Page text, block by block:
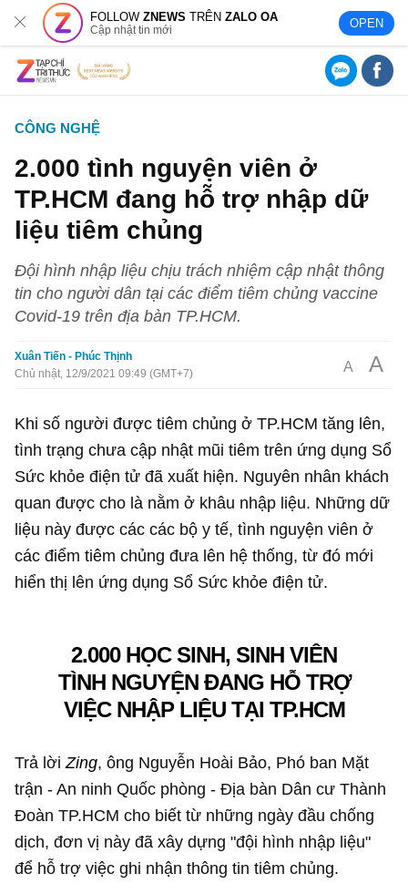
FOLLOWZNEWS TRÊNZALO OA
Cập nhật tin mới OPEN
CÔNG NGHỆ
2.000 tình nguyện viên ở
TP.HCM đang hỗ trợ nhập dữ
liệu tiêm chủng
Đội hình nhập liệu chịu trách nhiệm cập nhật thông
tin cho người dân tại các điểm tiêm chủng vaccine
Covid-19 trên địa bàn TP.HCM.
Xuân Tiến - Phúc Thịnh
Chủ nhật, 12/9/2021 09:49 (GMT+7)
A A
Khi số người được tiêm chủng ở TP.HCM tăng lên,
tình trạng chưa cập nhật mũi tiêm trên ứng dụng Sổ
Sức khỏe điện tử đã xuất hiện. Nguyên nhân khách
quan được cho là nằm ở khâu nhập liệu. Những dữ
liệu này được các các bộ y tế, tình nguyện viên ở
các điểm tiêm chủng đưa lên hệ thống, từ đó mới
hiển thị lên ứng dụng Sổ Sức khỏe điện tử.
2.000 HỌC SINH, SINH VIÊN
TÌNH NGUYỆN ĐANG HỖ TRỢ
VIỆC NHẬP LIỆU TẠI TP.HCM
Trả lờiZing, ông Nguyễn Hoài Bảo, Phó ban Mặt
trận - An ninh Quốc phòng - Địa bàn Dân cư Thành
Đoàn TP.HCM cho biết từ những ngày đầu chống
dịch, đơn vị này đã xây dựng "đội hình nhập liệu"
để hỗ trợ việc ghi nhận thông tin tiêm chủng.